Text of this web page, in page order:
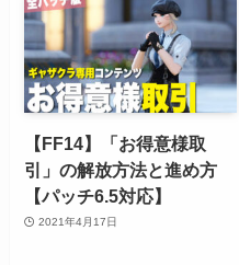
【FF14】「お得意様取
引」の解放方法と進め方
【パッチ6.5対応】
2021年4月17日